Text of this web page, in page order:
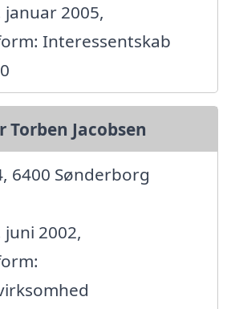
2005,
Interessentskab
Torben Jacobsen
6400 Sønderborg
2002,